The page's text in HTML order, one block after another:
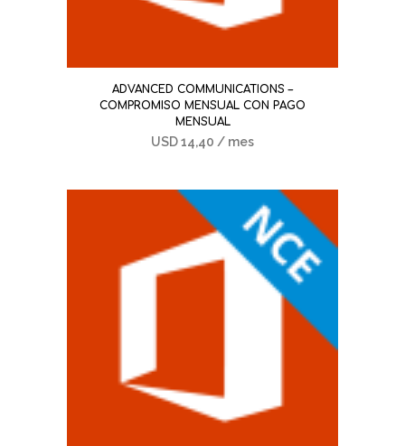
ADVANCED COMMUNICATIONS –
COMPROMISO MENSUAL CON PAGO
MENSUAL
USD14,40 / mes